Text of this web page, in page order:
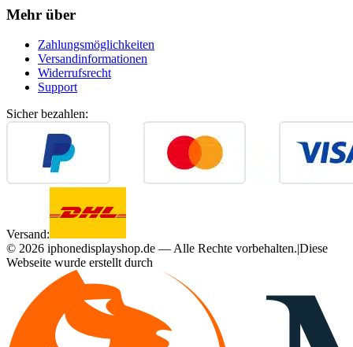
Mehr über
Zahlungsmöglichkeiten
Versandinformationen
Widerrufsrecht
Support
Sicher bezahlen:
Versand:
© 2026 iphonedisplayshop.de — Alle Rechte vorbehalten.|Diese
Webseite wurde erstellt durch